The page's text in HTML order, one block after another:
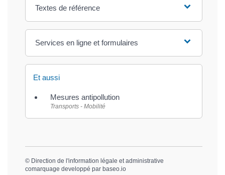
Textes de référence
Services en ligne et formulaires
Et aussi
Mesures antipollution
Transports - Mobilité
© Direction de l'information légale et administrative
comarquage developpé par baseo.io